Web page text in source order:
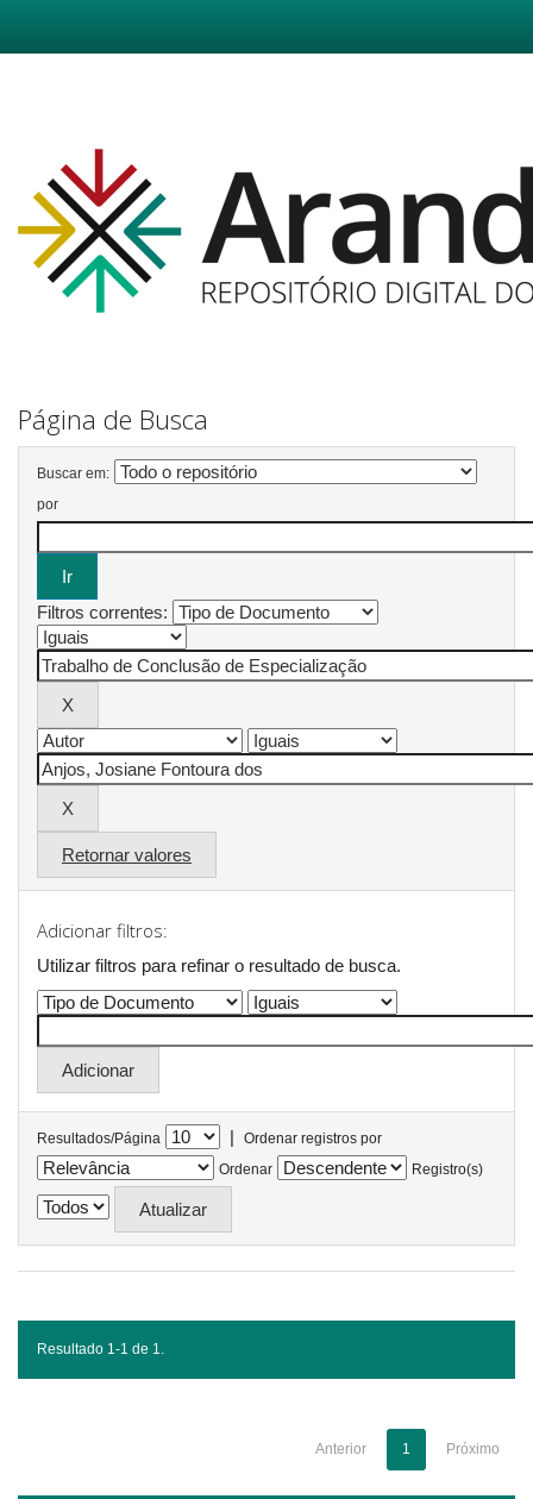
Página de Busca
Buscar em:
por
Filtros correntes:
Retornar valores
Adicionar filtros:
Utilizar filtros para refinar o resultado de busca.
Resultados/Página |
Ordenar registros por
Ordenar
Registro(s)
Resultado 1-1 de 1.
Anterior 1 Próximo